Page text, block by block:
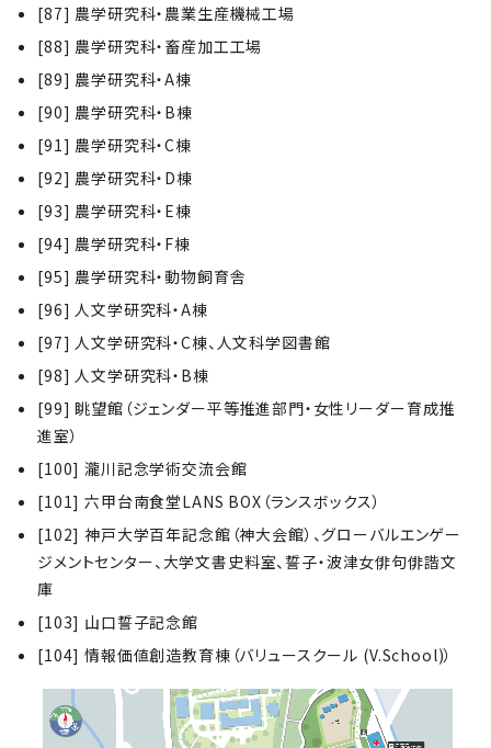
[87] 農学研究科・農業生産機械工場
[88] 農学研究科・畜産加工工場
[89] 農学研究科・A棟
[90] 農学研究科・B棟
[91] 農学研究科・C棟
[92] 農学研究科・D棟
[93] 農学研究科・E棟
[94] 農学研究科・F棟
[95] 農学研究科・動物飼育舎
[96] 人文学研究科・A棟
[97] 人文学研究科・C棟、人文科学図書館
[98] 人文学研究科・B棟
[99] 眺望館（ジェンダー平等推進部門・女性リーダー育成推
進室）
[100] 瀧川記念学術交流会館
[101] 六甲台南食堂LANS BOX（ランスボックス）
[102] 神戸大学百年記念館（神大会館）、グローバルエンゲー
ジメントセンター、大学文書史料室、誓子・波津女俳句俳諧文
庫
[103] 山口誓子記念館
[104] 情報価値創造教育棟（バリュースクール (V.School)）